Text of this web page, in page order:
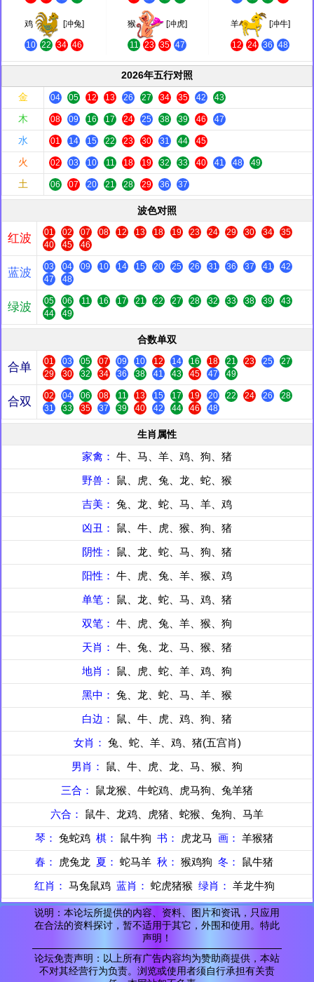
鸡 [冲兔]
10 22 34 46
猴 [冲虎]
11 23 35 47
羊 [冲牛]
12 24 36 48
2026年五行对照
金
04 05 12 13 26 27 34 35 42 43
木 08 09 16 17 24 25 38 39 46 47
水 01 14 15 22 23 30 31 44 45
火 02 03 10 11 18 19 32 33 40 41 48 49
土 06 07 20 21 28 29 36 37
波色对照
红波 01 02 07 08 12 13 18 19 23 24 29 30 34
35
40
45 46
蓝波 03 04 09 10 14 15 20 25 26 31 36 37 41
42
47
48
绿波 05 06 11 16 17 21 22 27 28 32 33 38 39
43
44
49
合数单双
合单 01 03 05 07 09 10 12 14 16 18 21 23 25
27
29
30 32 34 36 38 41 43 45 47 49
合双 02 04 06 08 11 13 15 17 19 20 22 24 26
28
31
33 35 37 39 40 42 44 46 48
生肖属性
家禽： 牛、马、羊、鸡、狗、猪
野兽： 鼠、虎、兔、龙、蛇、猴
吉美： 兔、龙、蛇、马、羊、鸡
凶丑： 鼠、牛、虎、猴、狗、猪
阴性： 鼠、龙、蛇、马、狗、猪
阳性： 牛、虎、兔、羊、猴、鸡
单笔： 鼠、龙、蛇、马、鸡、猪
双笔： 牛、虎、兔、羊、猴、狗
天肖： 牛、兔、龙、马、猴、猪
地肖： 鼠、虎、蛇、羊、鸡、狗
黑中： 兔、龙、蛇、马、羊、猴
白边： 鼠、牛、虎、鸡、狗、猪
女肖： 兔、蛇、羊、鸡、猪(五宫肖)
男肖： 鼠、牛、虎、龙、马、猴、狗
三合： 鼠龙猴、牛蛇鸡、虎马狗、兔羊猪
六合： 鼠牛、龙鸡、虎猪、蛇猴、兔狗、马羊
琴： 兔蛇鸡 棋： 鼠牛狗 书： 虎龙马 画： 羊猴猪
春：
虎兔龙 夏： 蛇马羊 秋： 猴鸡狗 冬： 鼠牛猪
红肖： 马兔鼠鸡 蓝肖： 蛇虎猪猴 绿肖： 羊龙牛狗
说明：本论坛所提供的内容、资料、图片和资讯，只应用
在合法的资料探讨，暂不适用于其它，外围和使用。特此
声明！
论坛免责声明：以上所有广告内容均为赞助商提供，本站
不对其经营行为负责。浏览或使用者须自行承担有关责